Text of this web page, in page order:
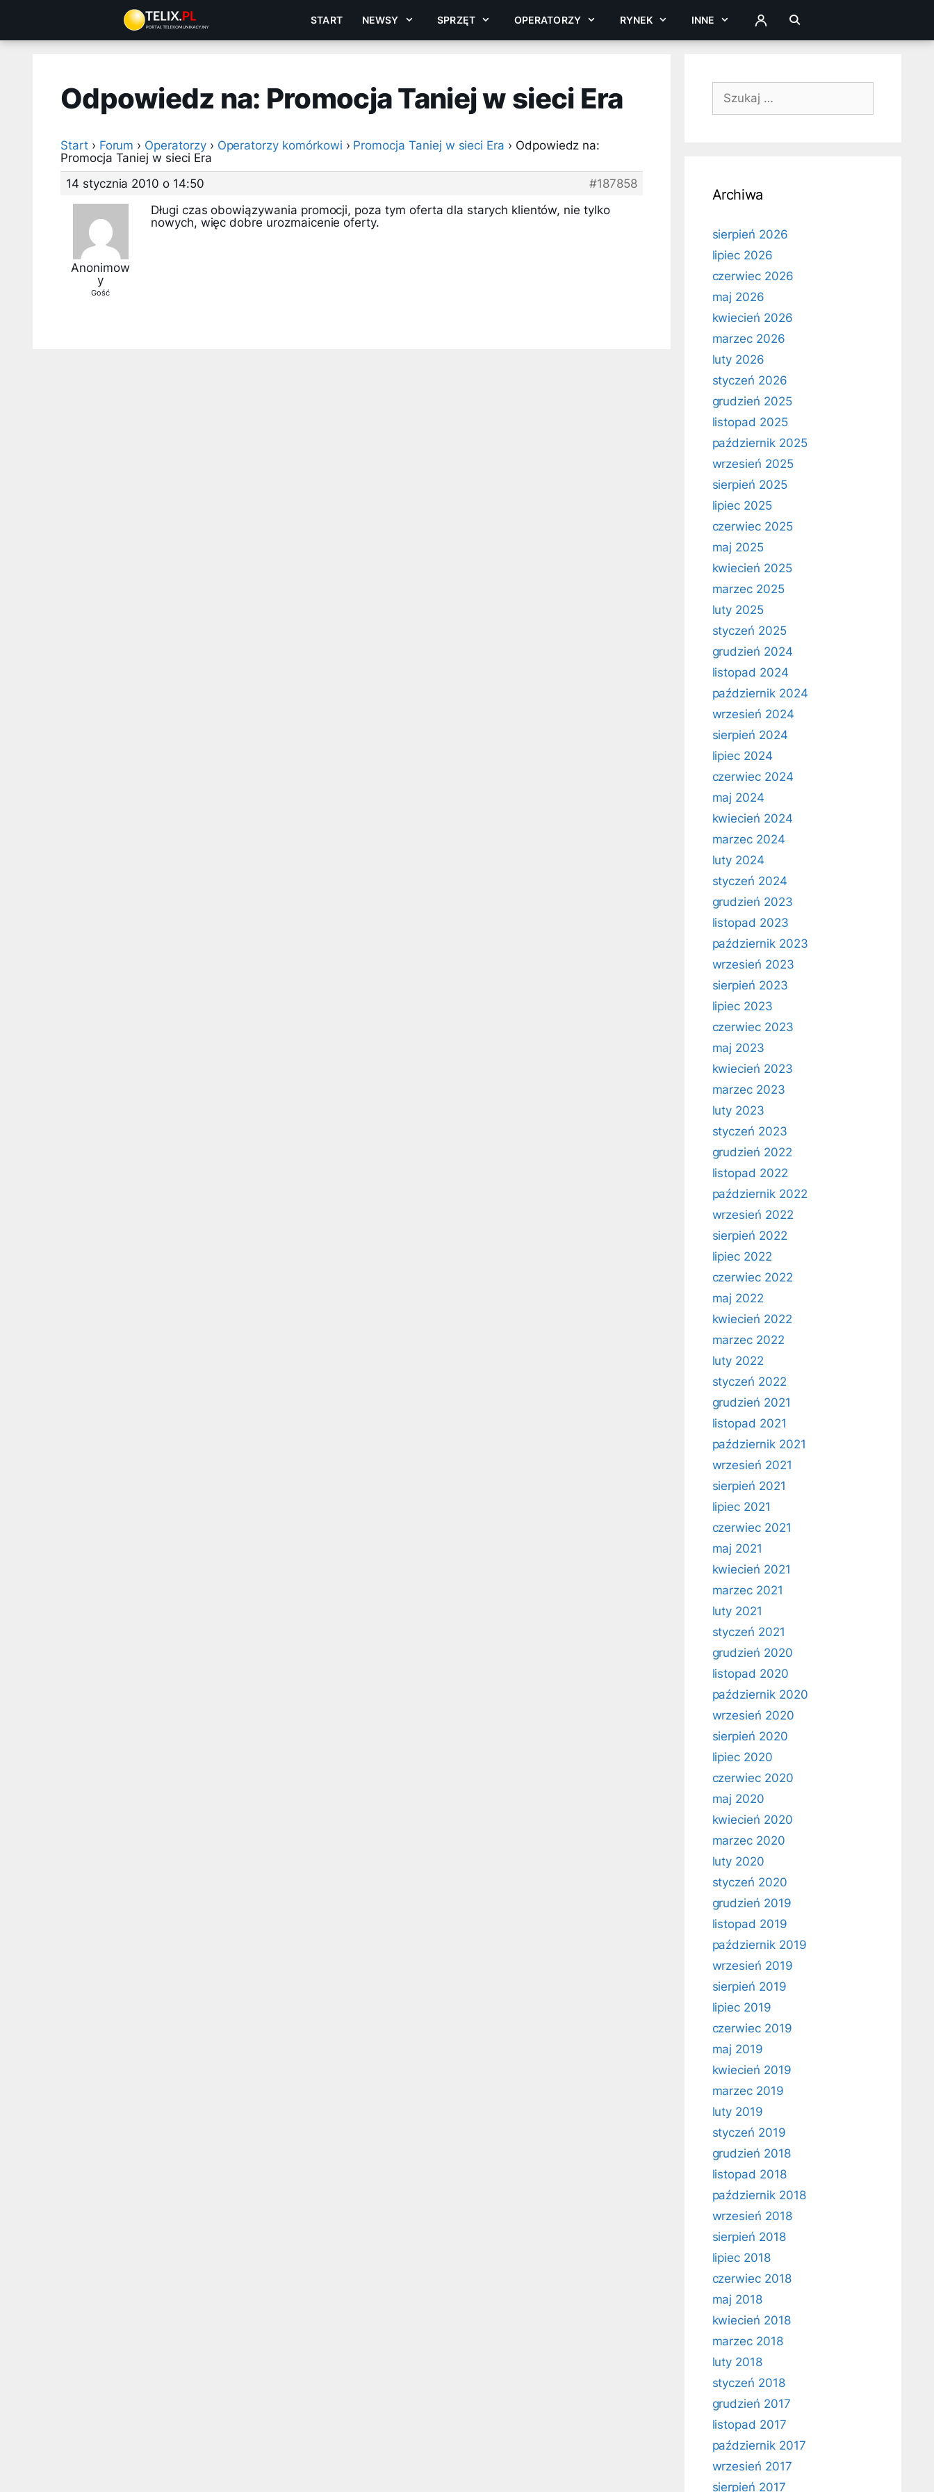
treści
START NEWSY SPRZĘT OPERATORZY RYNEK INNE ZALOGUJ
Odpowiedz na: Promocja Taniej w sieci Era
Start › Forum › Operatorzy › Operatorzy komórkowi › Promocja Taniej w sieci Era › Odpowiedz na:
Promocja Taniej w sieci Era
14 stycznia 2010 o 14:50
#187858
Anonimow
y
Gość
Długi czas obowiązywania promocji, poza tym oferta dla starych klientów, nie tylko
nowych, więc dobre urozmaicenie oferty.
Szukaj:
Archiwa
sierpień 2026
lipiec 2026
czerwiec 2026
maj 2026
kwiecień 2026
marzec 2026
luty 2026
styczeń 2026
grudzień 2025
listopad 2025
październik 2025
wrzesień 2025
sierpień 2025
lipiec 2025
czerwiec 2025
maj 2025
kwiecień 2025
marzec 2025
luty 2025
styczeń 2025
grudzień 2024
listopad 2024
październik 2024
wrzesień 2024
sierpień 2024
lipiec 2024
czerwiec 2024
maj 2024
kwiecień 2024
marzec 2024
luty 2024
styczeń 2024
grudzień 2023
listopad 2023
październik 2023
wrzesień 2023
sierpień 2023
lipiec 2023
czerwiec 2023
maj 2023
kwiecień 2023
marzec 2023
luty 2023
styczeń 2023
grudzień 2022
listopad 2022
październik 2022
wrzesień 2022
sierpień 2022
lipiec 2022
czerwiec 2022
maj 2022
kwiecień 2022
marzec 2022
luty 2022
styczeń 2022
grudzień 2021
listopad 2021
październik 2021
wrzesień 2021
sierpień 2021
lipiec 2021
czerwiec 2021
maj 2021
kwiecień 2021
marzec 2021
luty 2021
styczeń 2021
grudzień 2020
listopad 2020
październik 2020
wrzesień 2020
sierpień 2020
lipiec 2020
czerwiec 2020
maj 2020
kwiecień 2020
marzec 2020
luty 2020
styczeń 2020
grudzień 2019
listopad 2019
październik 2019
wrzesień 2019
sierpień 2019
lipiec 2019
czerwiec 2019
maj 2019
kwiecień 2019
marzec 2019
luty 2019
styczeń 2019
grudzień 2018
listopad 2018
październik 2018
wrzesień 2018
sierpień 2018
lipiec 2018
czerwiec 2018
maj 2018
kwiecień 2018
marzec 2018
luty 2018
styczeń 2018
grudzień 2017
listopad 2017
październik 2017
wrzesień 2017
sierpień 2017